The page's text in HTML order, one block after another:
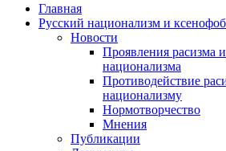
Главная
Русский национализм и
Новости
Проявления расизма
национализма
Противодействие
национализму
Нормотворчество
Мнения
Публикации